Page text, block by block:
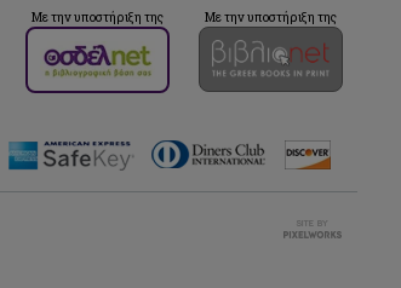
Με την υποστήριξη της Με την υποστήριξη της